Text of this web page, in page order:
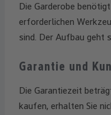
Die Garderobe
erforderlichen
sind. Der Aufbau geht
Garantie und
Die Garantiezeit
kaufen, erhalten Sie